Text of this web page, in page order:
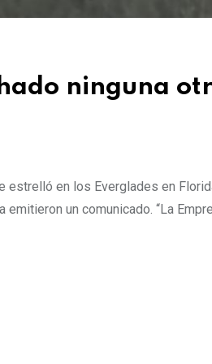
ninguna
estrelló en los Everglades en
un comunicado. “La